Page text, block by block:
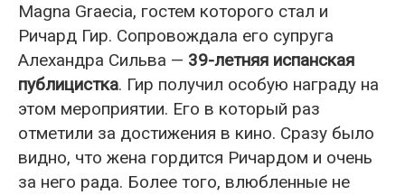
Magna Graecia, гостем которого стал и
Ричард Гир. Сопровождала его супруга
Алехандра Сильва — 39-летняя испанская
публицистка. Гир получил особую награду на
этом мероприятии. Его в который раз
отметили за достижения в кино. Сразу было
видно, что жена гордится Ричардом и очень
за него рада. Более того, влюбленные не